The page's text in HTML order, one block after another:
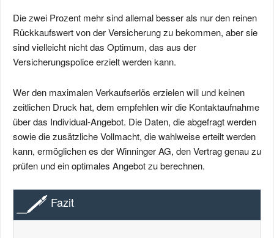
Die zwei Prozent mehr sind allemal besser als nur den reinen
Rückkaufswert von der Versicherung zu bekommen, aber sie
sind vielleicht nicht das Optimum, das aus der
Versicherungspolice erzielt werden kann.
Wer den maximalen Verkaufserlös erzielen will und keinen
zeitlichen Druck hat, dem empfehlen wir die Kontaktaufnahme
über das Individual-Angebot. Die Daten, die abgefragt werden
sowie die zusätzliche Vollmacht, die wahlweise erteilt werden
kann, ermöglichen es der Winninger AG, den Vertrag genau zu
prüfen und ein optimales Angebot zu berechnen.
Fazit